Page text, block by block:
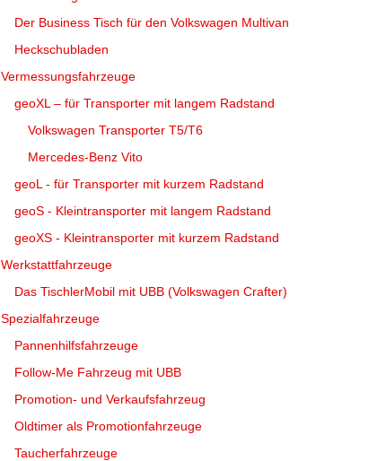
Der Business Tisch für den Volkswagen Multivan
Heckschubladen
Vermessungsfahrzeuge
geoXL – für Transporter mit langem Radstand
Volkswagen Transporter T5/T6
Mercedes-Benz Vito
geoL - für Transporter mit kurzem Radstand
geoS - Kleintransporter mit langem Radstand
geoXS - Kleintransporter mit kurzem Radstand
Werkstattfahrzeuge
Das TischlerMobil mit UBB (Volkswagen Crafter)
Spezialfahrzeuge
Pannenhilfsfahrzeuge
Follow-Me Fahrzeug mit UBB
Promotion- und Verkaufsfahrzeug
Oldtimer als Promotionfahrzeuge
Taucherfahrzeuge